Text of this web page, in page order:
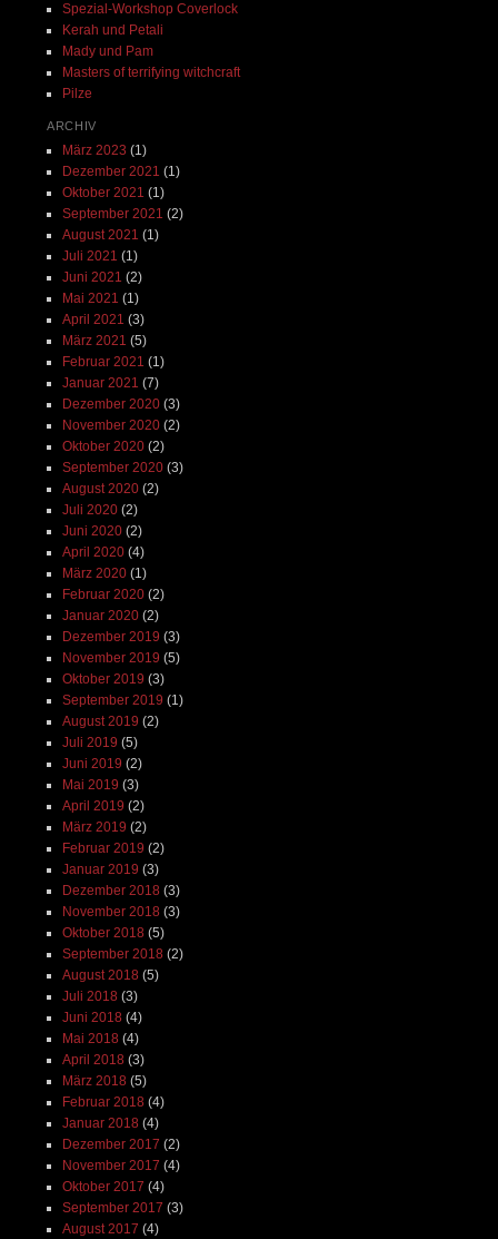
Spezial-Workshop Coverlock
Kerah und Petali
Mady und Pam
Masters of terrifying witchcraft
Pilze
ARCHIV
März 2023 (1)
Dezember 2021 (1)
Oktober 2021 (1)
September 2021 (2)
August 2021 (1)
Juli 2021 (1)
Juni 2021 (2)
Mai 2021 (1)
April 2021 (3)
März 2021 (5)
Februar 2021 (1)
Januar 2021 (7)
Dezember 2020(3)
November 2020(2)
Oktober 2020(2)
September 2020(3)
August 2020(2)
Juli 2020(2)
Juni 2020(2)
April 2020(4)
März 2020(1)
Februar 2020(2)
Januar 2020(2)
Dezember 2019 (3)
November 2019 (5)
Oktober 2019 (3)
September 2019 (1)
August 2019 (2)
Juli 2019 (5)
Juni 2019 (2)
Mai 2019 (3)
April 2019 (2)
März 2019 (2)
Februar 2019 (2)
Januar 2019 (3)
Dezember 2018 (3)
November 2018 (3)
Oktober 2018 (5)
September 2018 (2)
August 2018 (5)
Juli 2018 (3)
Juni 2018 (4)
Mai 2018 (4)
April 2018 (3)
März 2018 (5)
Februar 2018 (4)
Januar 2018 (4)
Dezember 2017 (2)
November 2017 (4)
Oktober 2017 (4)
September 2017 (3)
August 2017 (4)